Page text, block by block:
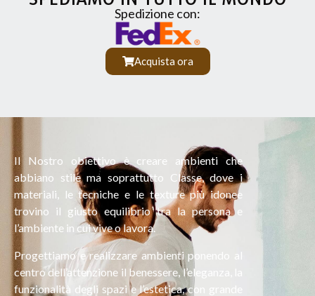
Spedizione con:
Acquista ora
Il Nostro obiettivo è creare ambienti che
abbiano stile ma soprattutto Classe, dove i
materiali, le tecniche e le texture più idonee
trovino il giusto equilibrio tra la persona e
l’ambiente in cui vive o lavora.
Progettiamo e realizzare ambienti ponendo al
centro dell’attenzione il benessere, l’eleganza, la
funzionalità degli spazi e l’estetica, con grande